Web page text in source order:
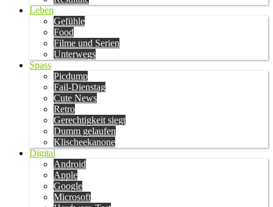
Leben
Gefühle
Food
Filme und Serien
Unterwegs
Spass
Picdump
Fail-Dienstag
Cute News
Retro
Gerechtigkeit siegt
Dumm gelaufen
Klischeekanone
Digital
Android
Apple
Google
Microsoft